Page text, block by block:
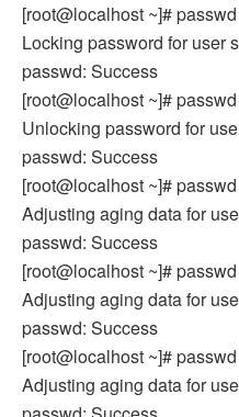
[root@localhost ~]#
Locking password for user
passwd: Success
[root@localhost ~]#
Unlocking password for
passwd: Success
[root@localhost ~]#
Adjusting aging data for
passwd: Success
[root@localhost ~]#
Adjusting aging data for
passwd: Success
[root@localhost ~]#
Adjusting aging data for